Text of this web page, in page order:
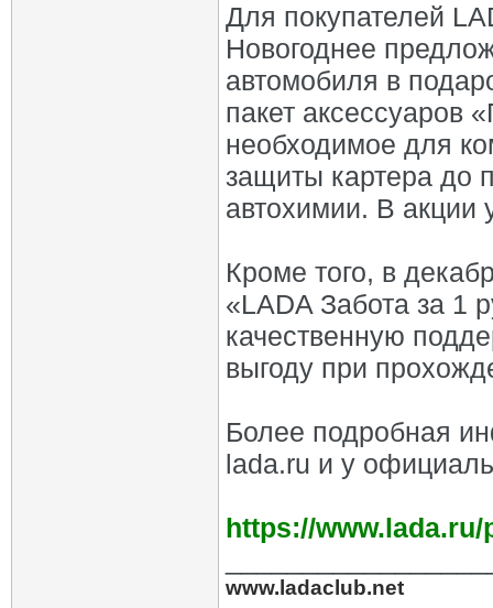
Для покупателей
Новогоднее
автомобиля в
пакет аксессуаров
необходимое для
защиты картера до
автохимии. В акции
Кроме того, в
«LADA Забота за 1
качественную
выгоду при
Более подробная
lada.ru и у
https://
www.ladaclub.net